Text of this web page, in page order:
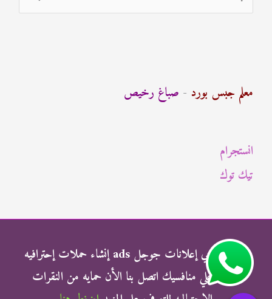
ل
ث
:
معلم جبس بورد - صباغ رخيص
انستجرام
تيك توك
شركة الناجي إعلانات جوجل ads إنشاء حملات إحترافيه
وتفوق علي منافسيك اتصل بنا الأن حمايه من النقرات